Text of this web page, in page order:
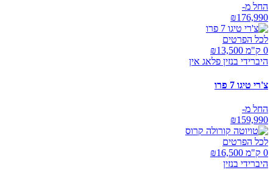
החל מ-
₪176,990
לכל הפרטים
0 ק"מ ₪
13,500
היברידי בנזין פלאג אין
צ'רי טיגו 7 פרו
החל מ-
₪159,990
לכל הפרטים
0 ק"מ ₪
16,500
היברידי בנזין